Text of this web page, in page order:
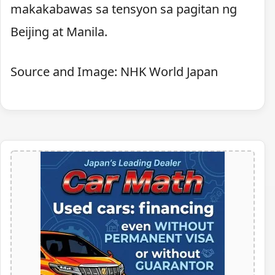
makakabawas sa tensyon sa pagitan ng
Beijing at Manila.
Source and Image: NHK World Japan